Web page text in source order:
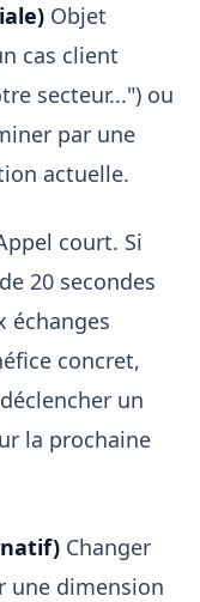
Objet
cas client
secteur...") ou
par une
actuelle.
court. Si
20 secondes
échanges
concret,
un
la prochaine
Changer
une dimension